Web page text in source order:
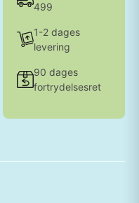
499
1-2 dages
levering
90 dages
fortrydelsesret